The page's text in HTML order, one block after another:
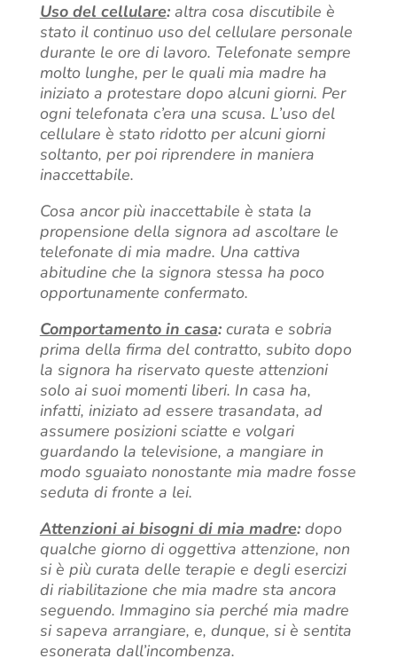
Uso del cellulare:altra cosa discutibile è
stato il continuo uso del cellulare personale
durante le ore di lavoro. Telefonate sempre
molto lunghe, per le quali mia madre ha
iniziato a protestare dopo alcuni giorni. Per
ogni telefonata c’era una scusa. L’uso del
cellulare è stato ridotto per alcuni giorni
soltanto, per poi riprendere in maniera
inaccettabile.
Cosa ancor più inaccettabile è stata la
propensione della signora ad ascoltare le
telefonate di mia madre. Una cattiva
abitudine che la signora stessa ha poco
opportunamente confermato.
Comportamento in casa:curata e sobria
prima della firma del contratto, subito dopo
la signora ha riservato queste attenzioni
solo ai suoi momenti liberi. In casa ha,
infatti, iniziato ad essere trasandata, ad
assumere posizioni sciatte e volgari
guardando la televisione, a mangiare in
modo sguaiato nonostante mia madre fosse
seduta di fronte a lei.
Attenzioni ai bisogni di mia madre:dopo
qualche giorno di oggettiva attenzione, non
si è più curata delle terapie e degli esercizi
di riabilitazione che mia madre sta ancora
seguendo. Immagino sia perché mia madre
si sapeva arrangiare, e, dunque, si è sentita
esonerata dall’incombenza.